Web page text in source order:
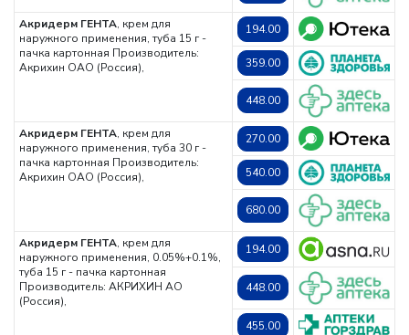
Акридерм ГЕНТА, крем для
наружного применения, туба 15 г -
пачка картонная Производитель:
Акрихин ОАО (Россия),
194.00
359.00
448.00
Акридерм ГЕНТА, крем для
наружного применения, туба 30 г -
пачка картонная Производитель:
Акрихин ОАО (Россия),
270.00
540.00
680.00
Акридерм ГЕНТА, крем для
наружного применения, 0.05%+0.1%,
туба 15 г - пачка картонная
Производитель: АКРИХИН АО
(Россия),
194.00
448.00
455.00